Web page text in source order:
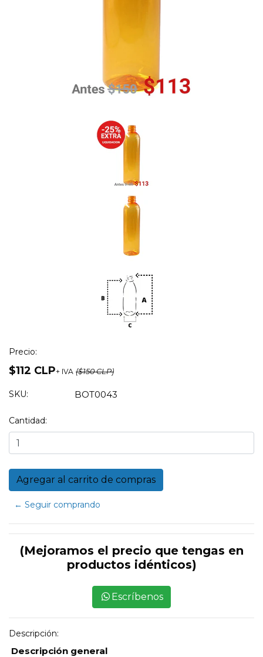
Precio:
$112 CLP+ IVA ($150 CLP)
SKU: BOT0043
Cantidad:
← Seguir comprando
(Mejoramos el precio que tengas en
productos idénticos)
Escríbenos
Descripción:
Descripción general